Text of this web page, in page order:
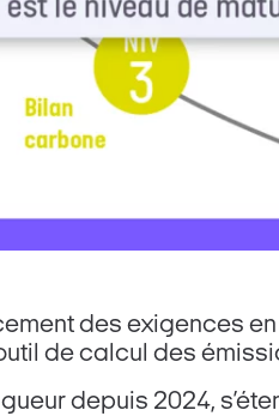
des exigences
de calcul des
depuis 2024,